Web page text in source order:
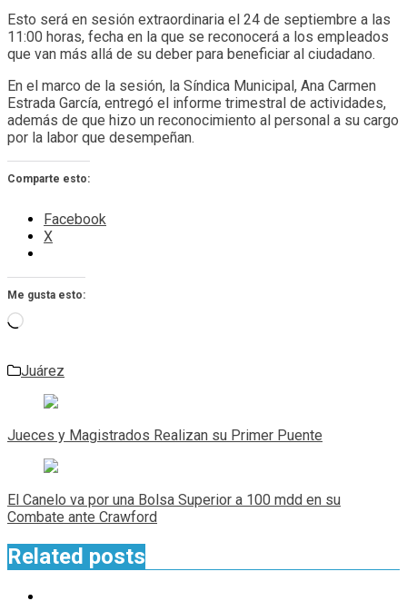
Esto será en sesión extraordinaria el 24 de septiembre a las
11:00 horas, fecha en la que se reconocerá a los empleados
que van más allá de su deber para beneficiar al ciudadano.
En el marco de la sesión, la Síndica Municipal, Ana Carmen
Estrada García, entregó el informe trimestral de actividades,
además de que hizo un reconocimiento al personal a su cargo
por la labor que desempeñan.
Comparte esto:
Facebook
X
Me gusta esto:
Cargando...
Juárez
Navegación
de
entradas
Jueces y Magistrados Realizan su Primer Puente
El Canelo va por una Bolsa Superior a 100 mdd en su
Combate ante Crawford
Related posts